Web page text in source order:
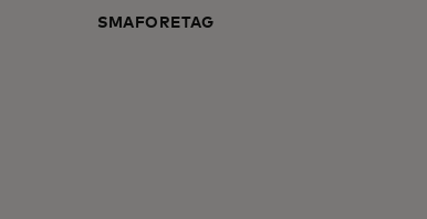
SMÅFÖRETAG